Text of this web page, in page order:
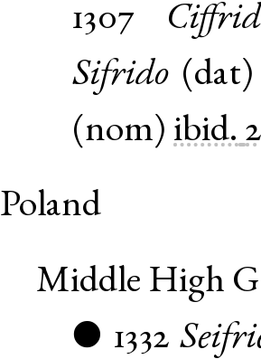
1307
Sifrido (dat
(nom) ibid.
Poland
Middle High
● 1332